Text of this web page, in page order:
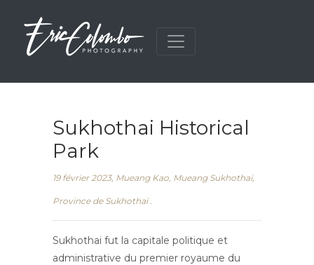
Sukhothai Historical
Park
19 février 2023, Mueang Kao, Mueang Sukhothai,
Province de Sukhothaï .
Sukhothai fut la capitale politique et
administrative du premier royaume du